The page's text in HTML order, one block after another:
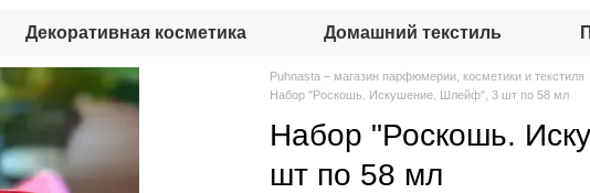
Декоративная косметика Домашний текстиль
Puhnasta – магазин парфюмерии, косметики и текстиля
Набор "Роскошь. Искушение. Шлейф", 3 шт по 58 мл
Набор "Роскошь.
шт по 58 мл